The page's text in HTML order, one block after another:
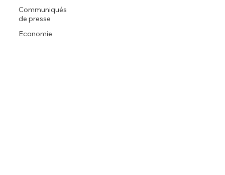
Communiqués
de presse
Economie